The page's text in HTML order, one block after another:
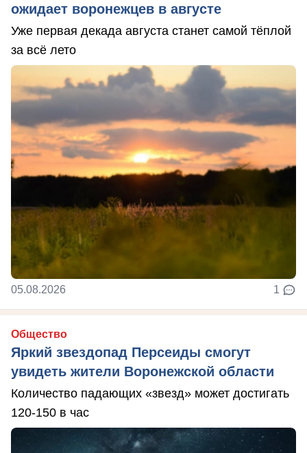
ожидает воронежцев в августе
Уже первая декада августа станет самой тёплой
за всё лето
05.08.2026 1
Общество
Яркий звездопад Персеиды смогут
увидеть жители Воронежской области
Количество падающих «звезд» может достигать
120-150 в час